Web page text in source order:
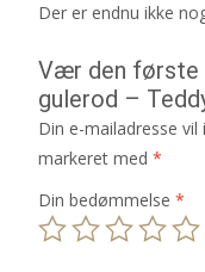
Der er endnu ikke
Vær den første
gulerod –
Din e-mailadresse vil
markeret med *
Din bedømmelse *